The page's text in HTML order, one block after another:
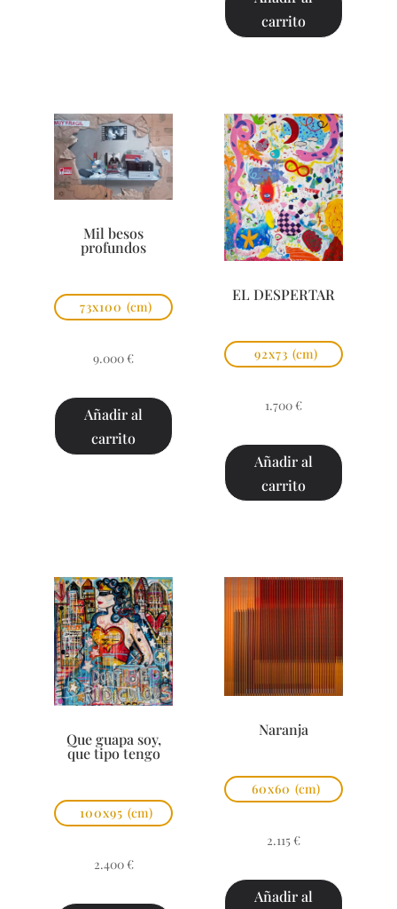
carrito
Mil besos
profundos
73x100 (cm)
9.000 €
Añadir al
carrito
EL DESPERTAR
92x73 (cm)
1.700 €
Añadir al
carrito
Que guapa soy,
que tipo tengo
100x95 (cm)
2.400 €
Naranja
60x60 (cm)
2.115 €
Añadir al